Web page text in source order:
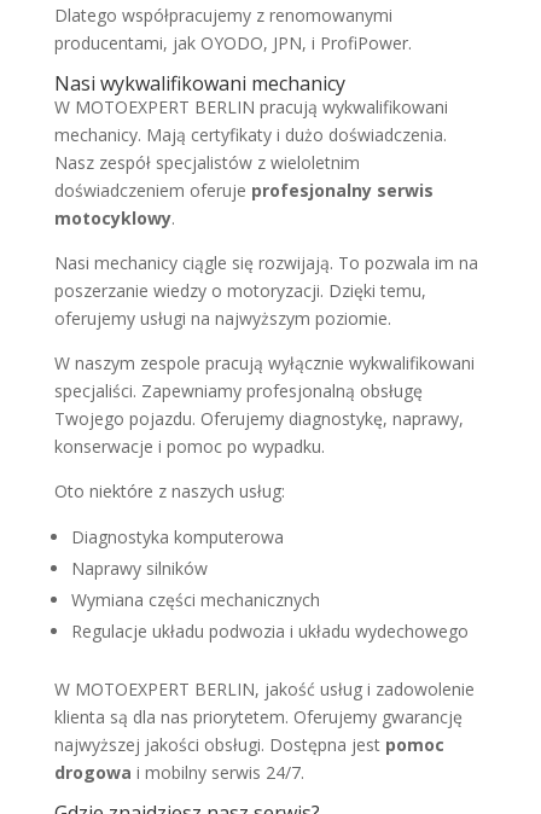
Dlatego współpracujemy z renomowanymi
producentami, jak OYODO, JPN, i ProfiPower.
Nasi wykwalifikowani mechanicy
W MOTOEXPERT BERLIN pracują wykwalifikowani
mechanicy. Mają certyfikaty i dużo doświadczenia.
Nasz zespół specjalistów z wieloletnim
doświadczeniem oferuje profesjonalny serwis
motocyklowy.
Nasi mechanicy ciągle się rozwijają. To pozwala im na
poszerzanie wiedzy o motoryzacji. Dzięki temu,
oferujemy usługi na najwyższym poziomie.
W naszym zespole pracują wyłącznie wykwalifikowani
specjaliści. Zapewniamy profesjonalną obsługę
Twojego pojazdu. Oferujemy diagnostykę, naprawy,
konserwacje i pomoc po wypadku.
Oto niektóre z naszych usług:
Diagnostyka komputerowa
Naprawy silników
Wymiana części mechanicznych
Regulacje układu podwozia i układu wydechowego
W MOTOEXPERT BERLIN, jakość usług i zadowolenie
klienta są dla nas priorytetem. Oferujemy gwarancję
najwyższej jakości obsługi. Dostępna jest pomoc
drogowa i mobilny serwis 24/7.